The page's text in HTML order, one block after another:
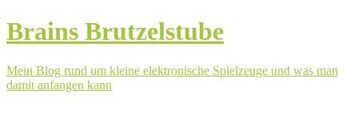
Brains Brutzelstube
Mein Blog rund um kleine elektronische Spielzeuge und was man
damit anfangen kann